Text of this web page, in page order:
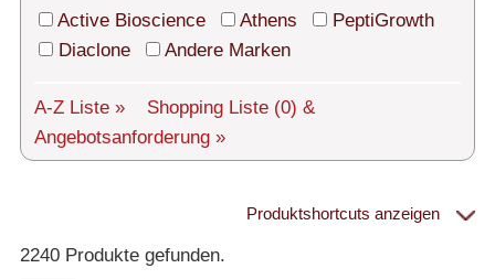
Versand
Über uns
Service
AGBs
English
Active Bioscience
Athens
PeptiGrowth
Diaclone
Andere Marken
A-Z Liste » Shopping Liste (0) &
Angebotsanforderung »
Proteine
Produktshortcuts anzeigen
2240 Produkte gefunden.